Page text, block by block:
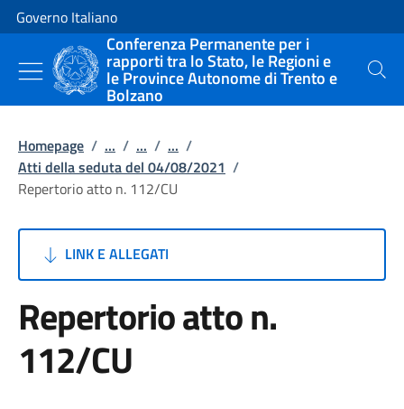
Vai al contenuto
Vai alla navigazione del sito
Governo Italiano
Conferenza Permanente per i
rapporti tra lo Stato, le Regioni e
le Province Autonome di Trento e
Bolzano
Cerca
Homepage / ... / ... / ... /
Atti della seduta del 04/08/2021 /
Repertorio atto n. 112/CU
LINK E ALLEGATI
Repertorio atto n.
112/CU